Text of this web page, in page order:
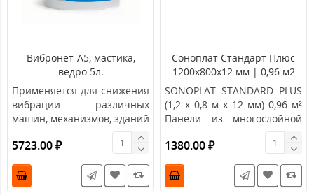
Вибронет-А5, мастика,
ведро 5л.
Применяется для снижения
вибрации различных
машин, механизмов, зданий
и строительных
конструкций. дл..
5723.00 ₽
Соноплат Стандарт Плюс
1200х800х12 мм | 0,96 м2
SONOPLAT STANDARD PLUS
(1,2 х 0,8 м х 12 мм) 0,96 м²
Панели из многослойной
целлюлозной рамы с
мелки..
1380.00 ₽